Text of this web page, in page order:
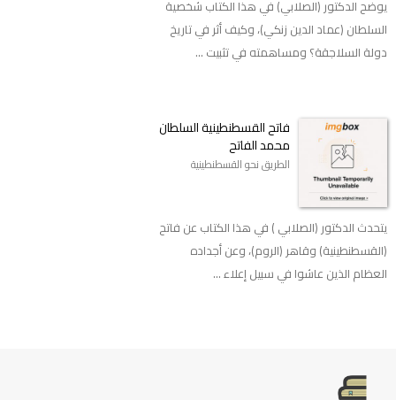
يوضح الدكتور (الصلابي) في هذا الكتاب شخصية
السلطان (عماد الدين زنكي)، وكيف أثر في تاريخ
دولة السلاجقة؟ ومساهمته في تثبيت ...
فاتح القسطنطينية السلطان
محمد الفاتح
الطريق نحو القسطنطينية
يتحدث الدكتور (الصلابي ) في هذا الكتاب عن فاتح
(القسطنطينية) وقاهر (الروم)، وعن أجداده
العظام الذين عاشوا في سبيل إعلاء ...